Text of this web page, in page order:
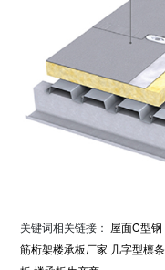
关键词相关链接： 屋面C型钢
筋桁架楼承板厂家 几字型檩条